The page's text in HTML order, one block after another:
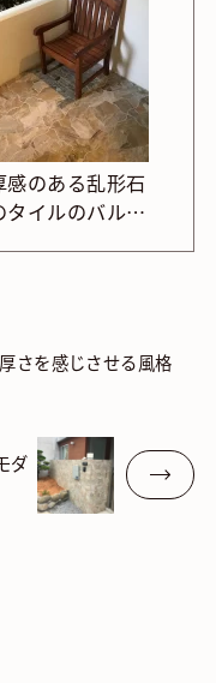
感のある乱形石
タイルのバルコ
さを感じさせる風格
ダ